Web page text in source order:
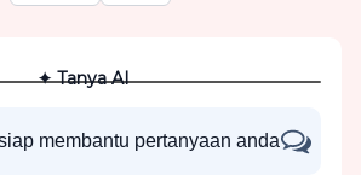
✦ Tanya AI
membantu pertanyaan anda